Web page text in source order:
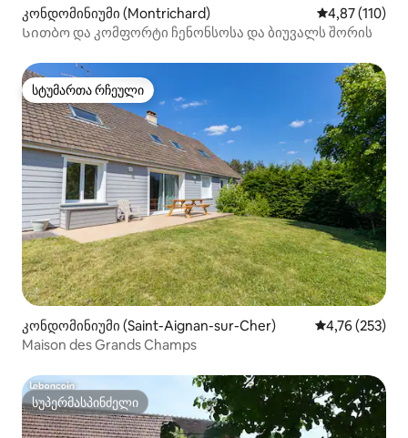
კონდომინიუმი (Montrichard) საშუალო
4,87 (110)
Სითბო და კომფორტი ჩენონსოსა და ბიუვალს შორის
სტუმართა რჩეული
სტუმართა რჩეული
კონდომინიუმი (Saint-Aignan-sur-Cher) საშუალო
4,76 (253)
Maison des Grands Champs
სუპერმასპინძელი
სუპერმასპინძელი